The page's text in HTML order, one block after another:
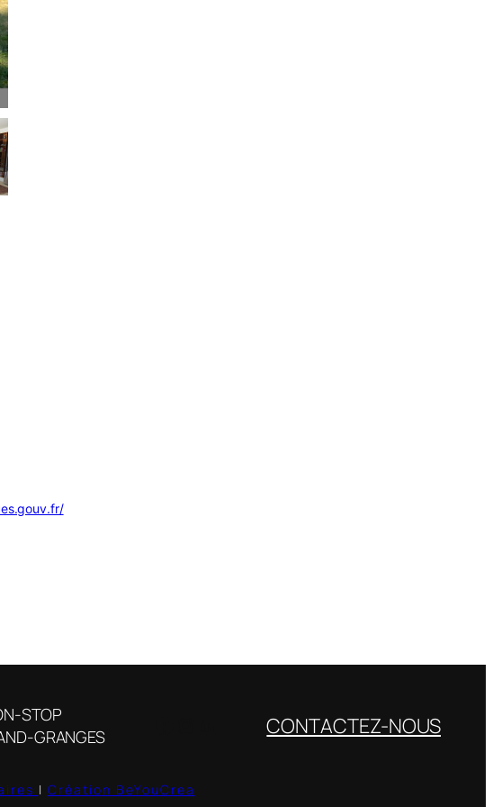
STOP
GRANGES
Instagram
LinkedInCONTACTEZ-NOUS
| Création BeYouCrea